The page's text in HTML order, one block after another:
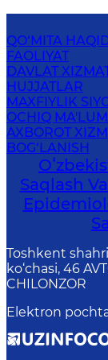
QO‘MITA
FAOLIYAT
DAVLAT
HUJJATLAR
MAXFIYLIK
OCHIQ
AXBOROT
BOG‘LANISH
Saqlash
Toshkent
ko‘chasi, 46
CHILONZOR
Elektron